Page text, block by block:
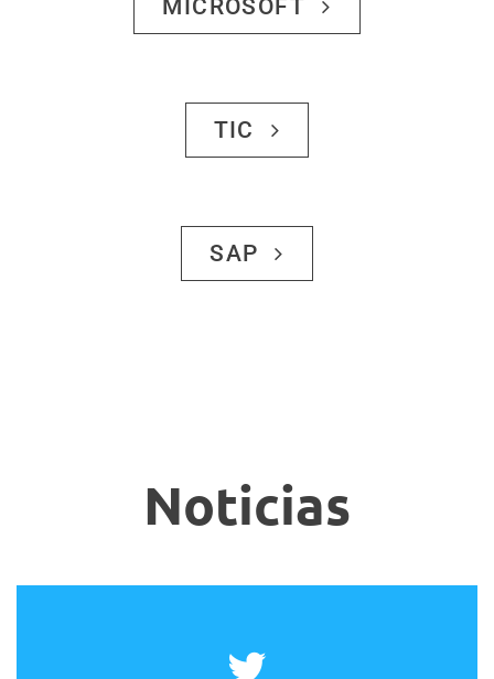
MICROSOFT
TIC
SAP
Noticias